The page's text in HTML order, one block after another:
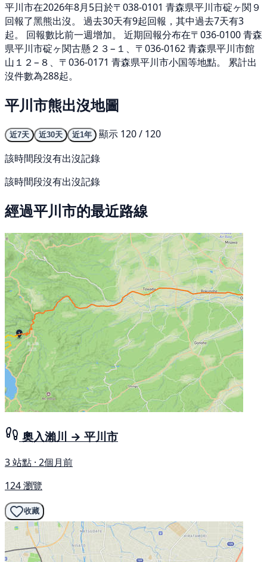
平川市在2026年8月5日於〒038-0101 青森県平川市碇ヶ関９
回報了黑熊出沒。 過去30天有9起回報，其中過去7天有3
起。 回報數比前一週增加。 近期回報分布在〒036-0100 青森
県平川市碇ヶ関古懸２３−１、〒036-0162 青森県平川市館
山１２−８、〒036-0171 青森県平川市小国等地點。 累計出
沒件數為288起。
平川市熊出沒地圖
近7天 近30天 近1年
顯示 120 / 120
該時間段沒有出沒記錄
該時間段沒有出沒記錄
經過平川市的最近路線
奧入瀨川 → 平川市
3 站點 · 2個月前
124 瀏覽
收藏